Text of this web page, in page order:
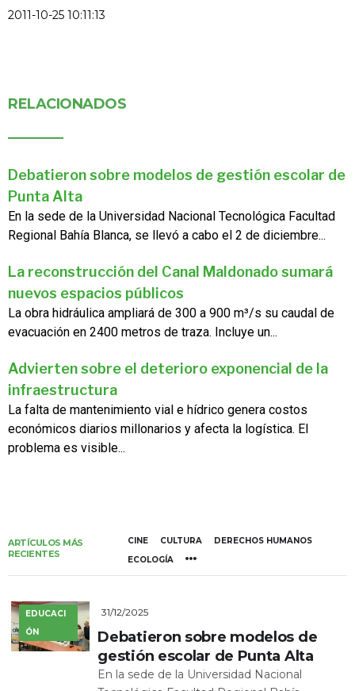
2011-10-25 10:11:13
RELACIONADOS
Debatieron sobre modelos de gestión escolar de
Punta Alta
En la sede de la Universidad Nacional Tecnológica Facultad
Regional Bahía Blanca, se llevó a cabo el 2 de diciembre...
La reconstrucción del Canal Maldonado sumará
nuevos espacios públicos
La obra hidráulica ampliará de 300 a 900 m³/s su caudal de
evacuación en 2400 metros de traza. Incluye un...
Advierten sobre el deterioro exponencial de la
infraestructura
La falta de mantenimiento vial e hídrico genera costos
económicos diarios millonarios y afecta la logística. El
problema es visible...
ARTÍCULOS MÁS
RECIENTES
CINE CULTURA
DERECHOS HUMANOS
ECOLOGÍA
EDUCACI
ÓN
31/12/2025
Debatieron sobre modelos de
gestión escolar de Punta Alta
En la sede de la Universidad Nacional